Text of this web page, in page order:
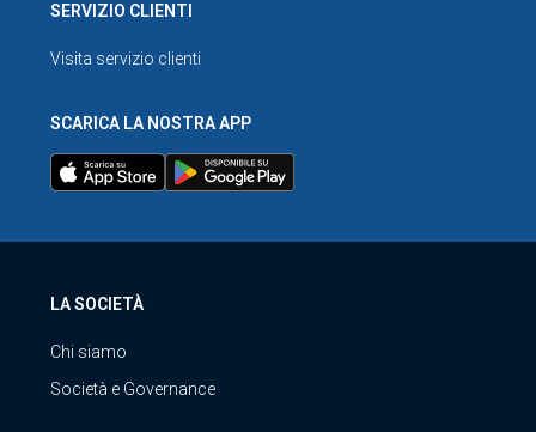
SERVIZIO CLIENTI
Visita servizio clienti
SCARICA LA NOSTRA APP
LA SOCIETÀ
Chi siamo
Società e Governance